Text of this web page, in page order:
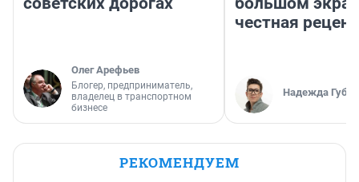
Олег Арефьев
Блогер, предприниматель,
владелец в транспортном
бизнесе
честная
Надежда
РЕКОМЕНДУЕМ